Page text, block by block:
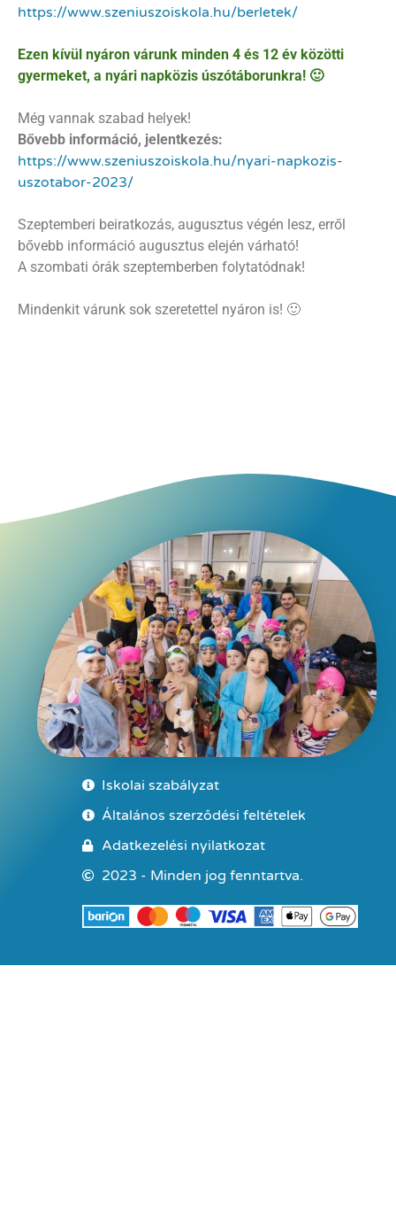
https://www.szeniuszoiskola.hu/berletek/
Ezen kívül nyáron várunk minden 4 és 12 év közötti
gyermeket, a nyári napközis úszótáborunkra! 🙂
Még vannak szabad helyek!
Bővebb információ, jelentkezés:
https://www.szeniuszoiskola.hu/nyari-napkozis-
uszotabor-2023/
Szeptemberi beiratkozás, augusztus végén lesz, erről
bővebb információ augusztus elején várható!
A szombati órák szeptemberben folytatódnak!
Mindenkit várunk sok szeretettel nyáron is! 🙂
Iskolai szabályzat
Általános szerződési feltételek
Adatkezelési nyilatkozat
2023 - Minden jog fenntartva.